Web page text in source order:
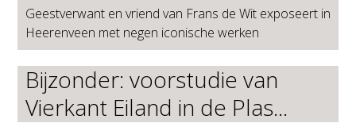
Geestverwant en vriend van Frans de Wit exposeert in
Heerenveen met negen iconische werken
Bijzonder: voorstudie van
Vierkant Eiland in de Plas...